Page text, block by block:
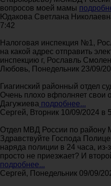
вопросов моей мамы
Юдакова Светлана
7:42
Налоговая инспекция №1,
на какой адрес отправить
инспекцию г, Рославль
Любовь, Понедельник 23/09/
Гиагинский районный отдел
Очень плохо вфполняет свои
Дагужиева подробнее...
Сергей, Вторник 10/09/2024 в
Отдел МВД России по району
Здравствуйте Господа
наряда полиции в 24 часа,
просто не приезжает? И
подробнее...
Сергей, Понедельник 09/09/